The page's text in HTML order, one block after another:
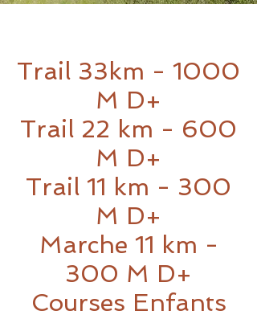
Trail 33km - 1000
M D+
Trail 22 km - 600
M D+
Trail 11 km - 300
M D+
Marche 11 km -
300 M D+
Courses Enfants